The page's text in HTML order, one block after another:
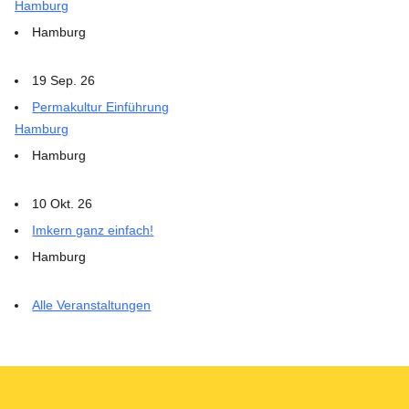
Hamburg
Hamburg
19 Sep. 26
Permakultur Einführung
Hamburg
Hamburg
10 Okt. 26
Imkern ganz einfach!
Hamburg
Alle Veranstaltungen